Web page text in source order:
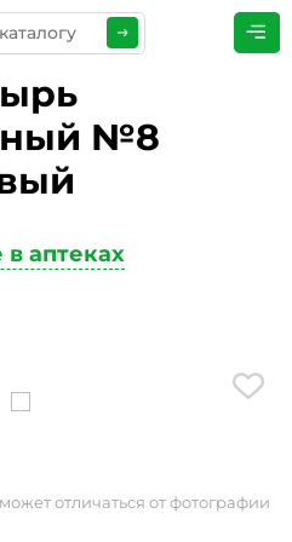
№8
аптеках
отличаться от фотографии